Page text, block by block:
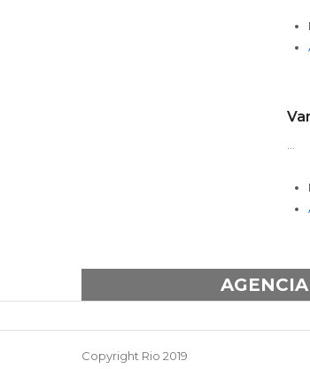
Copyright Rio 2019